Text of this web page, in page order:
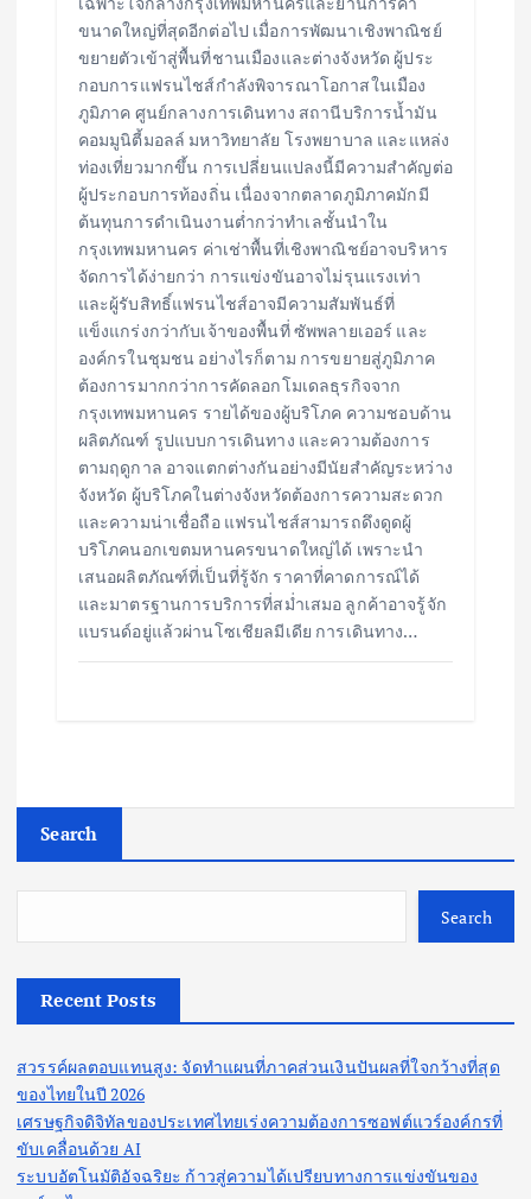
ขนาดใหญ่ที่สุดอีกต่อไป เมื่อการพัฒนาเชิงพาณิชย์
ขยายตัวเข้าสู่พื้นที่ชานเมืองและต่างจังหวัด ผู้ประ
กอบการแฟรนไชส์กำลังพิจารณาโอกาสในเมือง
ภูมิภาค ศูนย์กลางการเดินทาง สถานีบริการน้ำมัน
คอมมูนิตี้มอลล์ มหาวิทยาลัย โรงพยาบาล และแหล่ง
ท่องเที่ยวมากขึ้น การเปลี่ยนแปลงนี้มีความสำคัญต่อ
ผู้ประกอบการท้องถิ่น เนื่องจากตลาดภูมิภาคมักมี
ต้นทุนการดำเนินงานต่ำกว่าทำเลชั้นนำใน
กรุงเทพมหานคร ค่าเช่าพื้นที่เชิงพาณิชย์อาจบริหาร
จัดการได้ง่ายกว่า การแข่งขันอาจไม่รุนแรงเท่า
และผู้รับสิทธิ์แฟรนไชส์อาจมีความสัมพันธ์ที่
แข็งแกร่งกว่ากับเจ้าของพื้นที่ ซัพพลายเออร์ และ
องค์กรในชุมชน อย่างไรก็ตาม การขยายสู่ภูมิภาค
ต้องการมากกว่าการคัดลอกโมเดลธุรกิจจาก
กรุงเทพมหานคร รายได้ของผู้บริโภค ความชอบด้าน
ผลิตภัณฑ์ รูปแบบการเดินทาง และความต้องการ
ตามฤดูกาล อาจแตกต่างกันอย่างมีนัยสำคัญระหว่าง
จังหวัด ผู้บริโภคในต่างจังหวัดต้องการความสะดวก
และความน่าเชื่อถือ แฟรนไชส์สามารถดึงดูดผู้
บริโภคนอกเขตมหานครขนาดใหญ่ได้ เพราะนำ
เสนอผลิตภัณฑ์ที่เป็นที่รู้จัก ราคาที่คาดการณ์ได้
และมาตรฐานการบริการที่สม่ำเสมอ ลูกค้าอาจรู้จัก
แบรนด์อยู่แล้วผ่านโซเชียลมีเดีย การเดินทาง…
Search
Search
Recent Posts
สวรรค์ผลตอบแทนสูง: จัดทำแผนที่ภาคส่วนเงินปันผลที่ใจกว้างที่สุด
ของไทยในปี 2026
เศรษฐกิจดิจิทัลของประเทศไทยเร่งความต้องการซอฟต์แวร์องค์กรที่
ขับเคลื่อนด้วย AI
ระบบอัตโนมัติอัจฉริยะ ก้าวสู่ความได้เปรียบทางการแข่งขันของ